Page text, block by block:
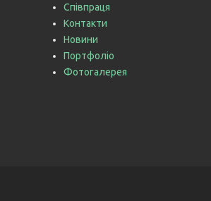
Співпраця
Контакти
Новини
Портфоліо
Фотогалерея